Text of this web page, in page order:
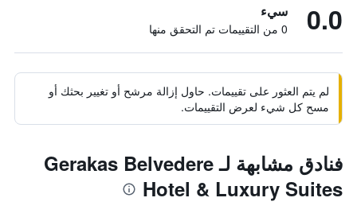
0.0 سيء
0 من التقييمات تم التحقق منها
لم يتم العثور على تقييمات. حاول إزالة مرشح أو تغيير بحثك أو
مسح كل شيء لعرض التقييمات.
فنادق مشابهة لـ Gerakas Belvedere
Hotel & Luxury Suites